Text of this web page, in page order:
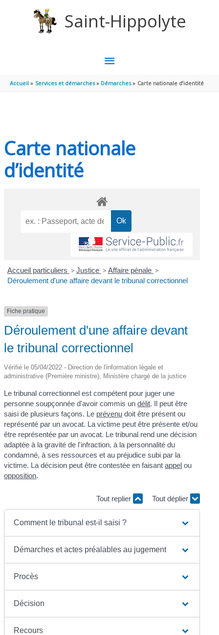
Saint-Hippolyte
MENU
PRINCIPAL
Accueil Services et démarches Démarches Carte nationale d’identité
Carte nationale
d’identité
Accueil particuliers > Justice > Affaire pénale >
Déroulement d'une affaire devant le tribunal correctionnel
Fiche pratique
Déroulement d'une affaire devant
le tribunal correctionnel
Vérifié le 05/04/2022 - Direction de l'information légale et
administrative (Première ministre), Ministère chargé de la justice
Le tribunal correctionnel est compétent pour juger une
personne soupçonnée d'avoir commis undélit. Il peut être
saisi de plusieurs façons. Le prévenu doit être présent ou
représenté par un avocat. La victime peut être présente et/ou
être représentée par un avocat. Le tribunal rend une décision
adaptée à la gravité de l'infraction, à la personnalité du
condamné, à ses ressources et au préjudice subi par la
victime. La décision peut être contestée en faisantappel ou
opposition.
Tout replier Tout déplier
Comment le tribunal est-il saisi ?
Démarches et actes préalables au jugement
Procès
Décision
Recours